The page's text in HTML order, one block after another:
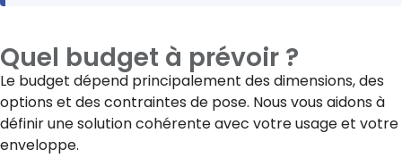
Quel budget à prévoir ?
Le budget dépend principalement des dimensions, des
options et des contraintes de pose. Nous vous aidons à
définir une solution cohérente avec votre usage et votre
enveloppe.